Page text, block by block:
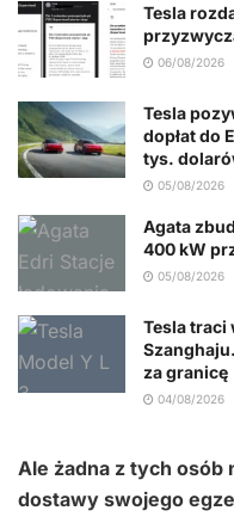
Tesla
06/08/2026
Tesla
dopłat do
tys.
05/08/2026
Agata
400 kW
05/08/2026
Tesla traci
za granicę
04/08/2026
Ale żadna z tych osób
dostawy swojego